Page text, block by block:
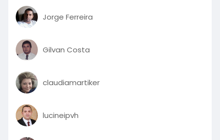
Jorge Ferreira
Gilvan Costa
claudiamartiker
lucineipvh